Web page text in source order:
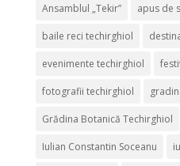
Ansamblul „Tekir” apus de
baile reci techirghiol
evenimente techirghiol
fotografii techirghiol
Grădina Botanică Techirghiol
Iulian Constantin Soceanu